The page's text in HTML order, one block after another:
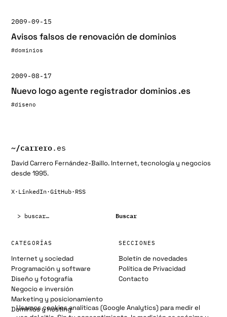
2009-09-15
Avisos falsos de renovación de dominios
#dominios
2009-08-17
Nuevo logo agente registrador dominios .es
#diseno
~/carrero.es
David Carrero Fernández-Baillo. Internet, tecnología y negocios
desde 1995.
X· LinkedIn·GitHub· RSS
Buscar
CATEGORÍAS
Internet y sociedad
Programación y software
Diseño y fotografía
Negocio e inversión
Marketing y posicionamiento
Dominios y hosting
SECCIONES
Boletín de novedades
Política de Privacidad
Contacto
Usamos cookies analíticas (Google Analytics) para medir el